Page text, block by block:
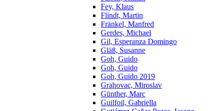
Fey, Klaus
Flindt, Martin
Fränkel, Manfred
Gerdes, Michael
Gil, Esperanza Domingo
Gläß, Susanne
Goh, Guido
Goh, Guido
Goh, Guido 2019
Grahovac, Miroslav
Günther, Marc
Guilfoil, Gabriella